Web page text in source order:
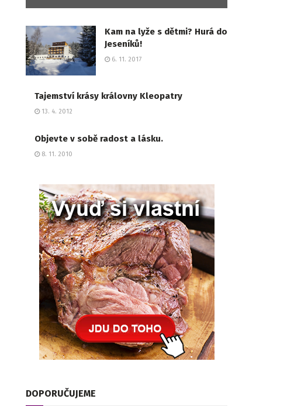
Kam na lyže s dětmi? Hurá do
Jeseníků!
6. 11. 2017
Tajemství krásy královny Kleopatry
13. 4. 2012
Objevte v sobě radost a lásku.
8. 11. 2010
DOPORUČUJEME